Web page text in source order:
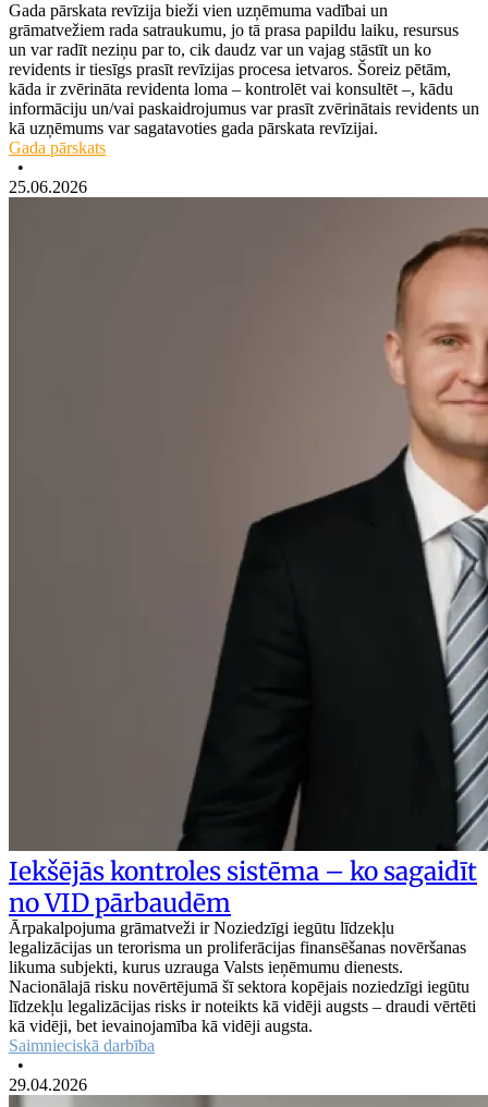
Gada pārskata revīzija bieži vien uzņēmuma vadībai un
grāmatvežiem rada satraukumu, jo tā prasa papildu laiku, resursus
un var radīt neziņu par to, cik daudz var un vajag stāstīt un ko
revidents ir tiesīgs prasīt revīzijas procesa ietvaros. Šoreiz pētām,
kāda ir zvērināta revidenta loma – kontrolēt vai konsultēt –, kādu
informāciju un/vai paskaidrojumus var prasīt zvērinātais revidents un
kā uzņēmums var sagatavoties gada pārskata revīzijai.
Gada pārskats
•
25.06.2026
Iekšējās kontroles sistēma – ko sagaidīt
no VID pārbaudēm
Ārpakalpojuma grāmatveži ir Noziedzīgi iegūtu līdzekļu
legalizācijas un terorisma un proliferācijas finansēšanas novēršanas
likuma subjekti, kurus uzrauga Valsts ieņēmumu dienests.
Nacionālajā risku novērtējumā šī sektora kopējais noziedzīgi iegūtu
līdzekļu legalizācijas risks ir noteikts kā vidēji augsts – draudi vērtēti
kā vidēji, bet ievainojamība kā vidēji augsta.
Saimnieciskā darbība
•
29.04.2026